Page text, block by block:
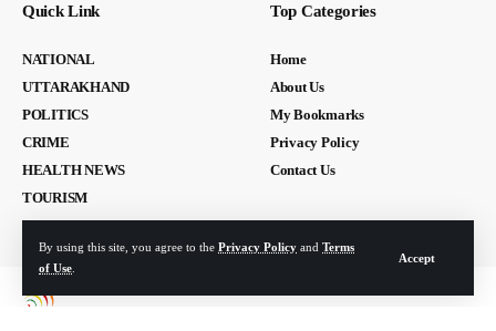
By using this site, you agree to the Privacy Policy and Terms
of Use
Accept
Quick Link
NATIONAL
UTTARAKHAND
POLITICS
CRIME
HEALTH NEWS
TOURISM
Top Categories
Home
About Us
My Bookmarks
Privacy Policy
Contact Us